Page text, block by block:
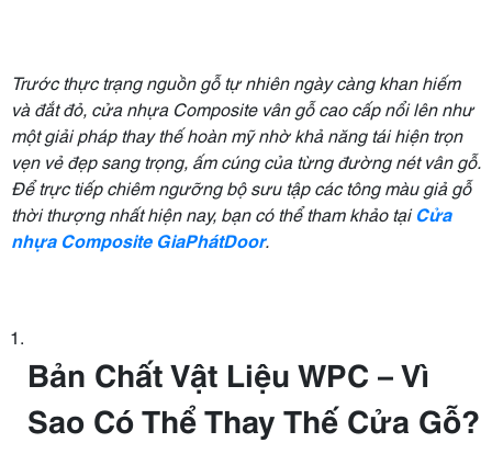
Trước thực trạng nguồn gỗ tự nhiên ngày càng khan hiếm
và đắt đỏ, cửa nhựa Composite vân gỗ cao cấp nổi lên như
một giải pháp thay thế hoàn mỹ nhờ khả năng tái hiện trọn
vẹn vẻ đẹp sang trọng, ấm cúng của từng đường nét vân gỗ.
Để trực tiếp chiêm ngưỡng bộ sưu tập các tông màu giả gỗ
thời thượng nhất hiện nay, bạn có thể tham khảo tạiCửa
nhựa Composite GiaPhátDoor.
Bản Chất Vật Liệu WPC – Vì
Sao Có Thể Thay Thế Cửa Gỗ?